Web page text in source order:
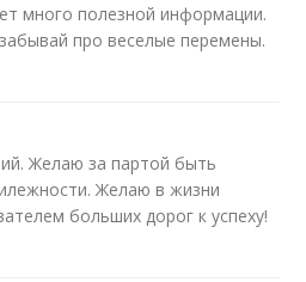
много полезной информации.
про веселые перемены.
Желаю за партой быть
Желаю в жизни
больших дорог к успеху!